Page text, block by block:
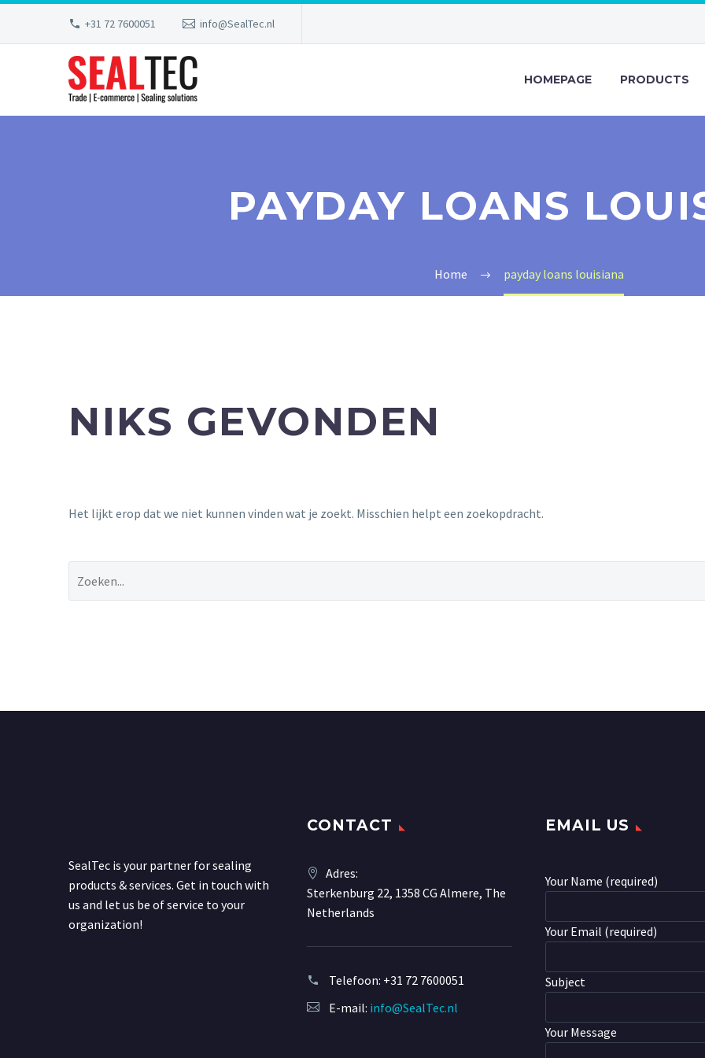
+31 72 7600051 info@SealTec.nl
HOMEPAGE PRODUCTS
PAYDAY LOANS
Home payday loans louisiana
NIKS GEVONDEN
Het lijkt erop dat we niet kunnen vinden wat je zoekt. Misschien helpt een zoekopdracht.
SealTec is your partner for sealing
products & services. Get in touch with
us and let us be of service to your
organization!
CONTACT
Adres:
Sterkenburg 22, 1358 CG Almere, The
Netherlands
Telefoon: +31 72 7600051
E-mail: info@SealTec.nl
EMAIL US
Your Name (required)
Your Email (required)
Subject
Your Message